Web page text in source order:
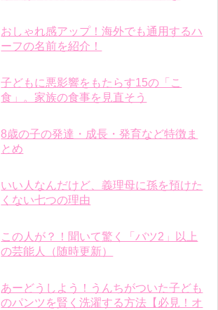
おしゃれ感アップ！海外でも通用するハ
ーフの名前を紹介！
子どもに悪影響をもたらす15の「こ
食」。家族の食事を見直そう
8歳の子の発達・成長・発育など特徴ま
とめ
いい人なんだけど、義理母に孫を預けた
くない七つの理由
この人が？！聞いて驚く「バツ2」以上
の芸能人（随時更新）
あーどうしよう！うんちがついた子ども
のパンツを賢く洗濯する方法【必見！オ